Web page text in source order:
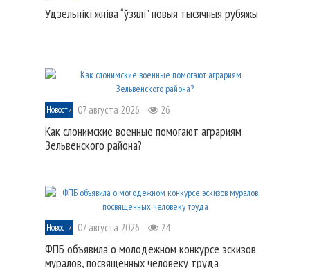
Удзельнікі жніва “ўзялі” новыя тысячныя рубяжы
Новости 07 августа 2026 26
Как слонимские военные помогают аграриям
Зельвенского района?
Новости 07 августа 2026 24
ФПБ объявила о молодежном конкурсе эскизов
муралов, посвященных человеку труда